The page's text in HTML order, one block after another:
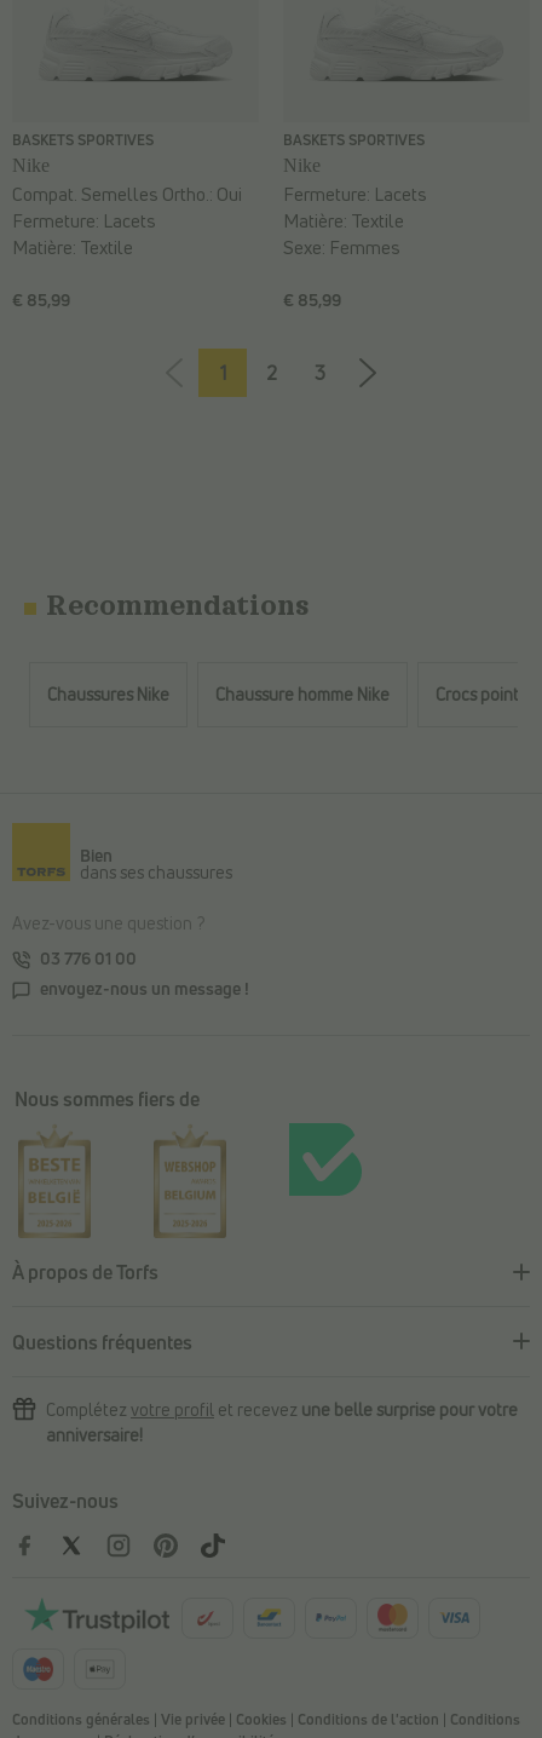
BASKETS SPORTIVES
Nike
€ 85,99
Compat. Semelles Ortho.: Oui
Fermeture: Lacets
Matière: Textile
BASKETS SPORTIVES
Nike
€ 85,99
Fermeture: Lacets
Matière: Textile
Sexe: Femmes
1 2 3
Recommendations
Chaussures Nike Chaussure homme Nike Crocs
Bien
dans ses chaussures
Avez-vous une question ?
03 776 01 00
envoyez-nous un message !
Nous sommes fiers de
À propos de Torfs
Questions fréquentes
Complétez votre profil et recevez une belle surprise pour votre
anniversaire!
Suivez-nous
Conditions générales | Vie privée | Cookies | Conditions de l'action | Conditions